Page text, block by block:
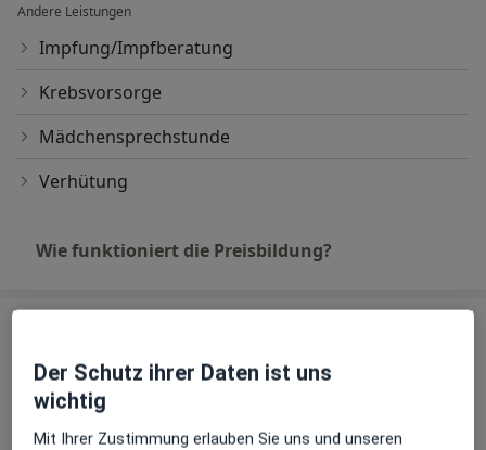
Andere Leistungen
Impfung/Impfberatung
Krebsvorsorge
Mädchensprechstunde
Verhütung
Wie funktioniert die Preisbildung?
Praxis Dr.med. Claudia Caca Fachärztin für
Frauenheilkunde und Geburtshilfe
Seestr. 14,71638Ludwigsburg
Der Schutz ihrer Daten ist uns
wichtig
Mit Ihrer Zustimmung erlauben Sie uns und unseren